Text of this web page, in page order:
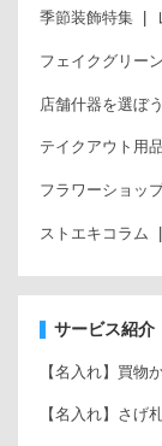
季節装飾特集
フェイクグリー
店舗什器を選ぼう
テイクアウト用品
フラワーショッ
ストエキコラム
サービス紹介
【名入れ】買物
【名入れ】さげ